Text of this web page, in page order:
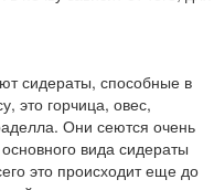
сидераты, способные в
это горчица, овес,
Они сеются очень
вида сидераты
это происходит еще до